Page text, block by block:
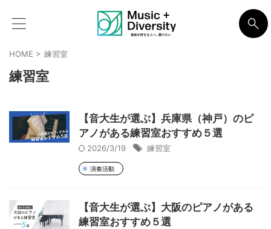
HOME > 練習室
練習室
【音大生が選ぶ】兵庫県（神戸）のピ
アノがある練習室おすすめ５選
2026/3/19 練習室
演奏活動
【音大生が選ぶ】大阪のピアノがある
練習室おすすめ５選